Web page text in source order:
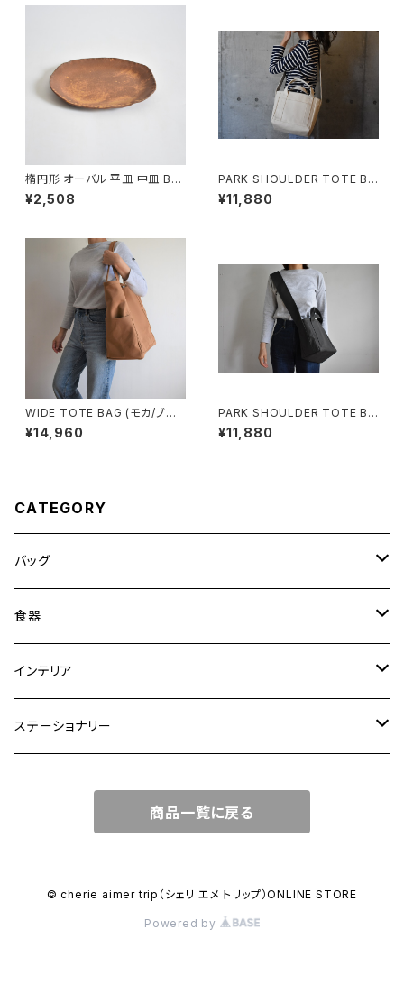
楕円形 オーバル 平皿 中皿 BS
P090
¥2,508
PARK SHOULDER TOTE BA
G (キナリ)
¥11,880
WIDE TOTE BAG (モカ/ブラ
ウン)
¥14,960
PARK SHOULDER TOTE BA
G (チャコール/グレー)
¥11,880
CATEGORY
バッグ
トートバッグ
ショルダーバッグ
ワンハンドルバッグ
リュック
食器
大皿
中皿
カップ
インテリア
花瓶・フラワーベース
ステーショナリー
マガジンカバー
商品一覧に戻る
© cherie aimer trip（シェリ エメ トリップ）ONLINE STORE
Powered by